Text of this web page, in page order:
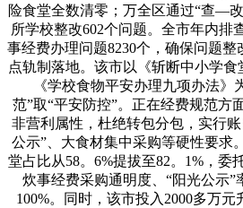
险食堂全数清零；万全区通过“查—
所学校整改602个问题。全市年内排
事经费办理问题8230个，确保问题
点轨制落地。该市以《斩断中小学食
《学校食物平安办理九项办法》
范”取“平安防控”。正在经费规范方
非营利属性，杜绝转包分包，实行
公示”、大食材集中采购等硬性要求
堂占比从58。6%提拔至82。1%，委
炊事经费采购通明度、“阳光公示”
100%。同时，该市投入2000多万元